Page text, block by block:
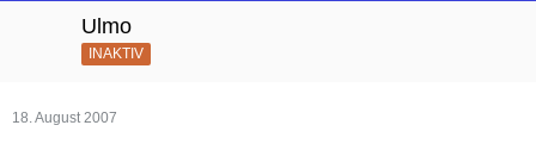
Ulmo
INAKTIV
18. August 2007